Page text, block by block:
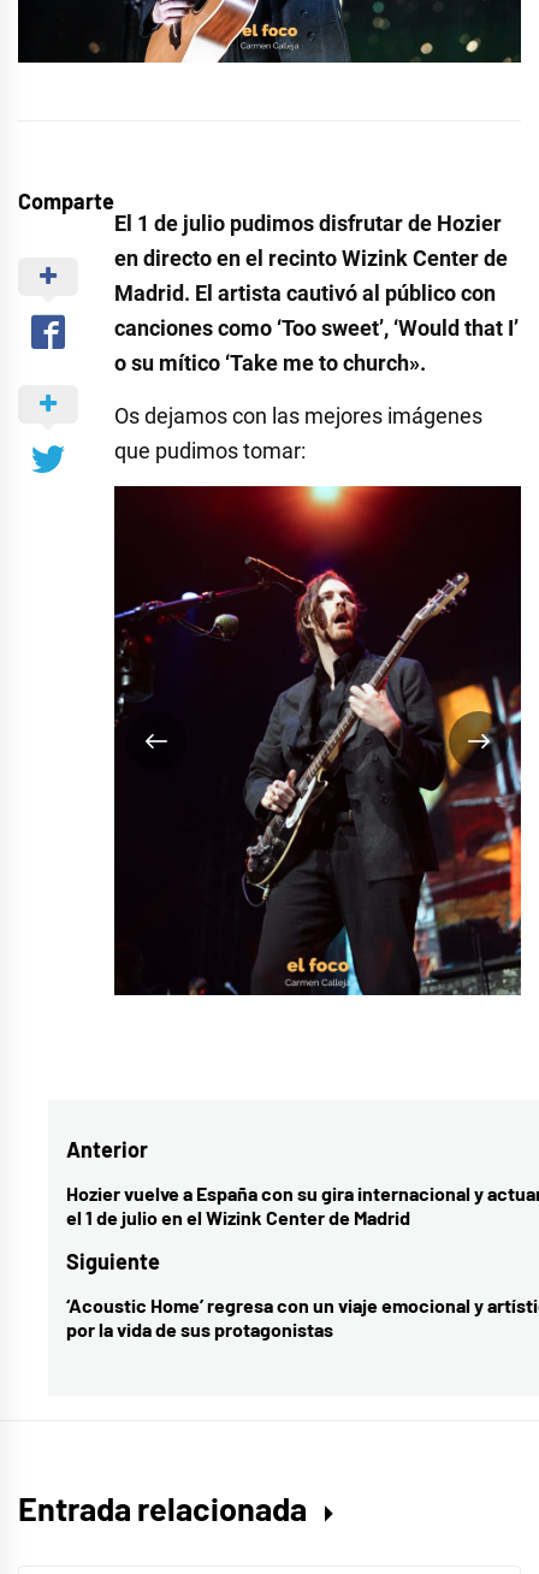
Comparte
El 1 de julio pudimos disfrutar de Hozier
en directo en el recinto Wizink Center de
Madrid. El artista cautivó al público con
canciones como ‘Too sweet’, ‘Would that I’
o su mítico ‘Take me to church».
Os dejamos con las mejores imágenes
que pudimos tomar:
Navegación
de
entradas
Anterior
Entrada
anterior:
Hozier vuelve a España con su gira internacional y
el 1 de julio en el Wizink Center de Madrid
Siguiente
Entrada
siguiente:
‘Acoustic Home’ regresa con un viaje emocional y
por la vida de sus protagonistas
Entrada relacionada